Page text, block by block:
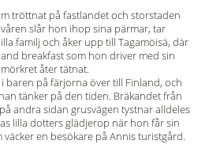
tröttnat på fastlandet och storstaden
slår hon ihop sina pärmar, tar
familj och åker upp till Tagamöisä, där
breakfast som hon driver med sin
åter tätnat.
baren på färjorna över till Finland, och
tänker på den tiden. Bräkandet från
andra sidan grusvägen tystnar alldeles
lilla dotters glädjerop när hon får sin
en besökare på Annis turistgård.